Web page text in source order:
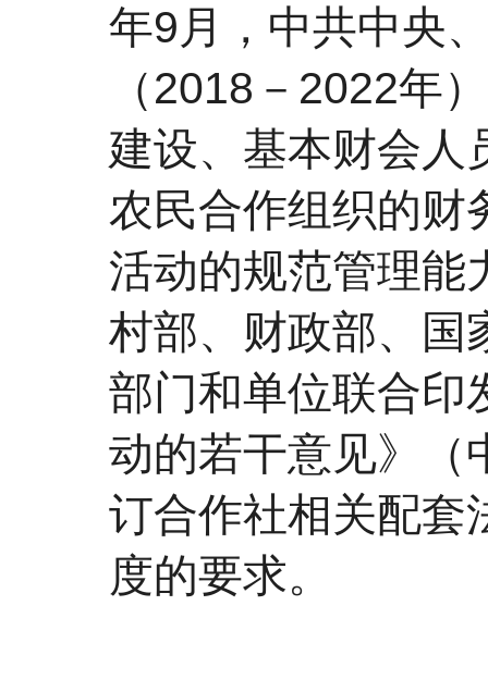
年9月，中共中央
（2018－2022年
建设、基本财会人
农民合作组织的财
活动的规范管理能
村部、财政部、国
部门和单位联合印
动的若干意见》（
订合作社相关配套
度的要求。